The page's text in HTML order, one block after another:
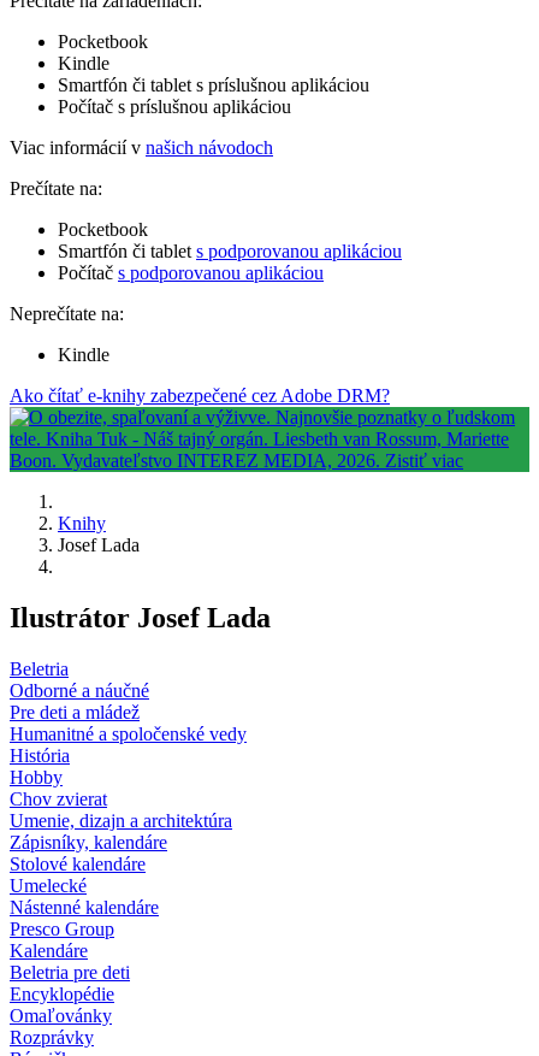
Pocketbook
Kindle
Smartfón či tablet s príslušnou aplikáciou
Počítač s príslušnou aplikáciou
Viac informácií v našich návodoch
Prečítate na:
Pocketbook
Smartfón či tablet s podporovanou aplikáciou
Počítač s podporovanou aplikáciou
Neprečítate na:
Kindle
Ako čítať e-knihy zabezpečené cez Adobe DRM?
Knihy
Josef Lada
Ilustrátor Josef Lada
Beletria
Odborné a náučné
Pre deti a mládež
Humanitné a spoločenské vedy
História
Hobby
Chov zvierat
Umenie, dizajn a architektúra
Zápisníky, kalendáre
Stolové kalendáre
Umelecké
Nástenné kalendáre
Presco Group
Kalendáre
Beletria pre deti
Encyklopédie
Omaľovánky
Rozprávky